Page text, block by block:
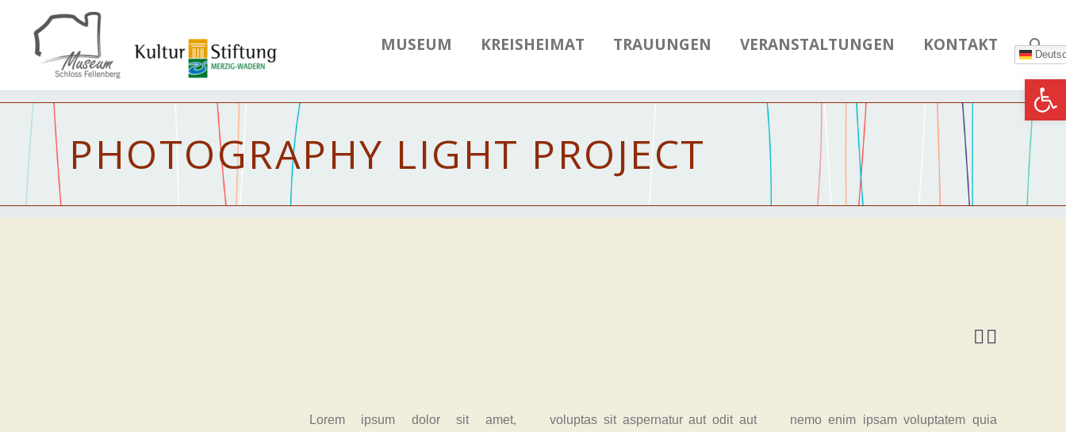
MUSEUM KREISHEIMAT TRAUUNGEN VERANSTALTUNGEN KONTAKT
PHOTOGRAPHY LIGHT PROJECT

Lorem ipsum dolor sit amet,
voluptas sit aspernatur aut odit aut
nemo enim ipsam voluptatem quia